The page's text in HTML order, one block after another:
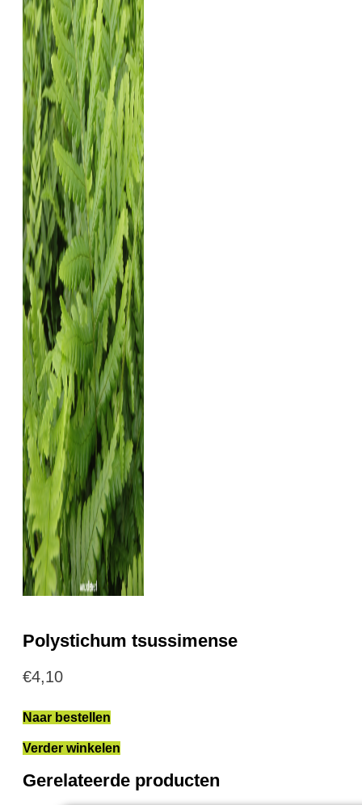
Polystichum tsussimense
€4,10
Naar bestellen
Verder winkelen
Gerelateerde producten